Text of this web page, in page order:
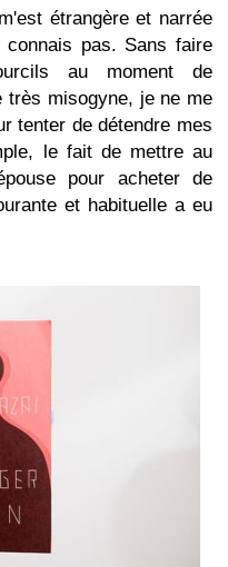
étrangère et narrée
connais pas. Sans faire
au moment de
très misogyne, je ne me
tenter de détendre mes
le fait de mettre au
pour acheter de
et habituelle a eu